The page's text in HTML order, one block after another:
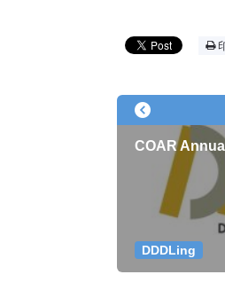
COAR
DDDLing